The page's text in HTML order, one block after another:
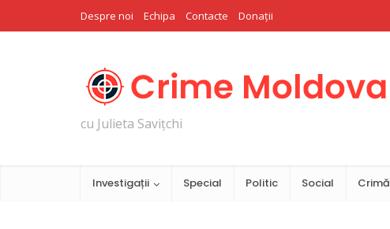
Despre noi Echipa Contacte Donații
cu Julieta Savițchi
Investigații Special Politic Social Crimă